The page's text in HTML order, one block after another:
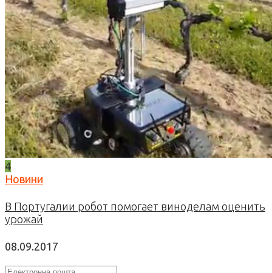
4
Новини
В Португалии робот помогает виноделам оценить
урожай
08.09.2017